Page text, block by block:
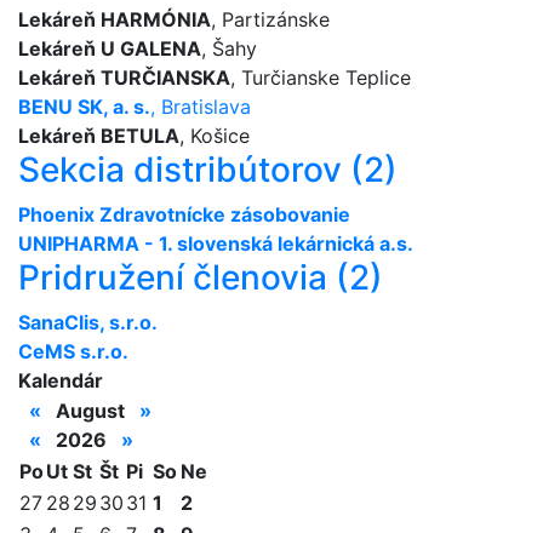
Kalendár
«
August
»
«
2026
»
PoUt St Št Pi So Ne
27 28 29 30 31 1
2
Lekáreň HARMÓNIA, Partizánske
Lekáreň U GALENA, Šahy
Lekáreň TURČIANSKA, Turčianske Teplice
BENU SK, a. s., Bratislava
Lekáreň BETULA, Košice
Sekcia distribútorov (2)
Phoenix Zdravotnícke zásobovanie
UNIPHARMA - 1. slovenská lekárnická a.s.
Pridružení členovia (2)
SanaClis, s.r.o.
CeMS s.r.o.